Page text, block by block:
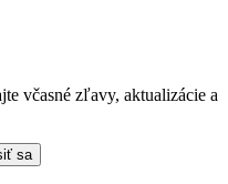
včasné zľavy, aktualizácie a
sa